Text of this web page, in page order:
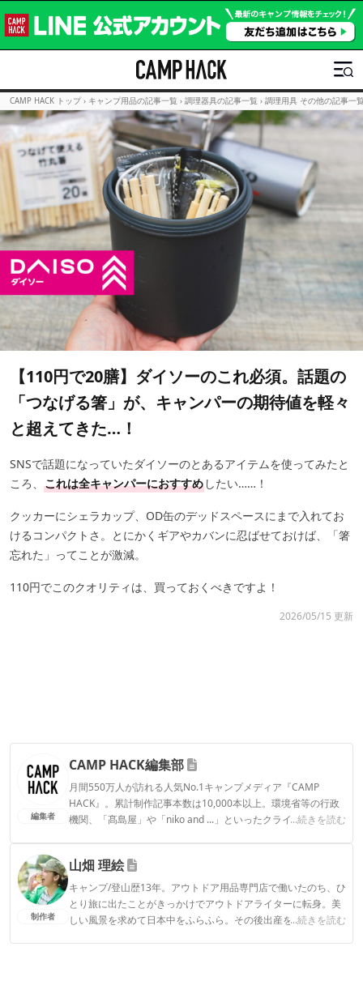
CAMP HACK トップ › キャンプ用品の記事一覧 › 調理器具の記事一覧 › 調理用具 その他の記事一
【110円で20膳】ダイソーのこれ必須。話題の
「つなげる箸」が、キャンパーの期待値を軽々
と超えてきた…！
SNSで話題になっていたダイソーのとあるアイテムを使ってみたと
ころ、 これは全キャンパーにおすすめ したい……！
クッカーにシェラカップ、OD缶のデッドスペースにまで入れてお
けるコンパクトさ。とにかくギアやカバンに忍ばせておけば、「箸
忘れた」ってことが激減。
110円でこのクオリティは、買っておくべきですよ！
2026/05/15 更新
編集者
CAMP HACK編集部
月間550万人が訪れる人気No.1キャンプメディア『CAMP
HACK』。累計制作記事本数は10,000本以上。環境省等の行政
機関、「髙島屋」や「niko and ...」といったクライアントとの
...続きを読む
CAMP HACK編集部のプロフィール
制作者
山畑 理絵
キャンプ/登山歴13年。アウトドア用品専門店で働いたのち、ひ
とり旅に出たことがきっかけでアウトドアライターに転身。美
しい風景を求めて日本中をふらふら。その後出産を機にデュオ
...続きを読む